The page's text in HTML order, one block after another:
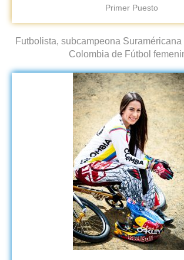
Primer Puesto
Futbolista, subcampeona
Colombia de Fútbol